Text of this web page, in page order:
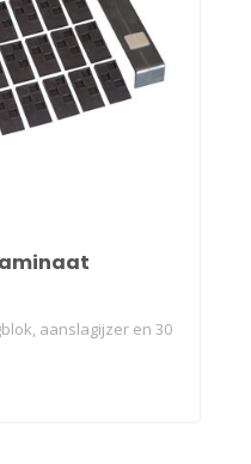
aanslagijzer en 30